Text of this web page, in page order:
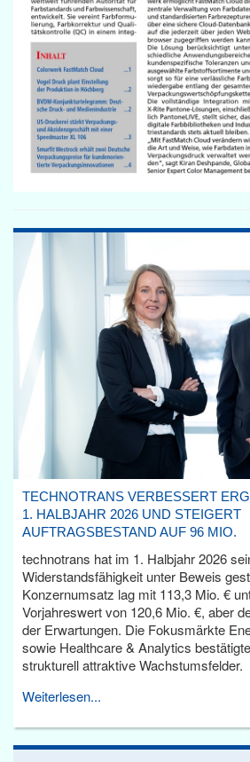
TECHNOTRANS VERBESSERT
1. HALBJAHR 2026 UND STEIGERT
AUFTRAGSBESTAND AUF 96 MIO.
technotrans hat im 1. Halbjahr 2026
Widerstandsfähigkeit unter Beweis
Konzernumsatz lag mit 113,3 Mio. €
Vorjahreswert von 120,6 Mio. €, aber
der Erwartungen. Die Fokusmärkte
sowie Healthcare & Analytics
strukturell attraktive Wachstumsfelder.
Weiterlesen...